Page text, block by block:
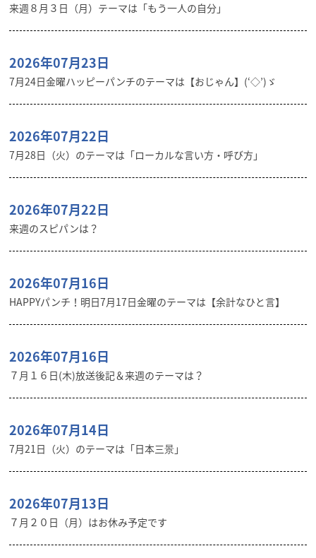
来週８月３日（月）テーマは「もう一人の自分」
2026年07月23日
7月24日金曜ハッピーパンチのテーマは【おじゃん】(‘◇’)ゞ
2026年07月22日
7月28日（火）のテーマは「ローカルな言い方・呼び方」
2026年07月22日
来週のスピパンは？
2026年07月16日
HAPPYパンチ！明日7月17日金曜のテーマは【余計なひと言】
2026年07月16日
７月１６日(木)放送後記＆来週のテーマは？
2026年07月14日
7月21日（火）のテーマは「日本三景」
2026年07月13日
７月２０日（月）はお休み予定です